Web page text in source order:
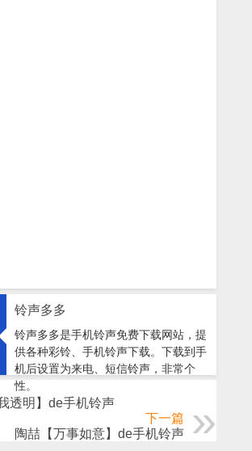
铃声多多
铃声多多是手机铃声免费下载网站，提
供各种彩铃、手机铃声下载。下载到手
机后设置为来电、短信铃声，非常个
性。
透明】de手机铃声
下一篇
陶喆【万事如意】de手机铃声